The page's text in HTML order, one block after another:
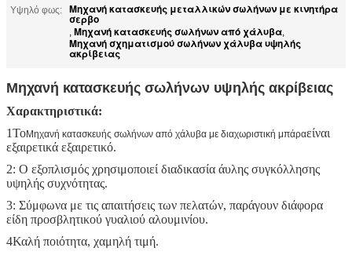
Υψηλό φως:
Μηχανή κατασκευής μεταλλικών σωλήνων με κινητήρα
σερβο
, Μηχανή κατασκευής σωλήνων από χάλυβα,
Μηχανή σχηματισμού σωλήνων χάλυβα υψηλής
ακρίβειας
Μηχανή κατασκευής σωλήνων υψηλής ακρίβειας
Χαρακτηριστικά:
1ΤοΜηχανή κατασκευής σωλήνων από χάλυβα με διαχωριστική μπάραείναι
εξαιρετικά εξαιρετικό.
2: Ο εξοπλισμός χρησιμοποιεί διαδικασία άυλης συγκόλλησης
υψηλής συχνότητας.
3: Σύμφωνα με τις απαιτήσεις των πελατών, παράγουν διάφορα
είδη προσβλητικού γυαλιού αλουμινίου.
4Καλή ποιότητα, χαμηλή τιμή.